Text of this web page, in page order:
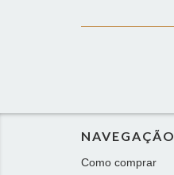
NAVEGAÇÃO
Como comprar